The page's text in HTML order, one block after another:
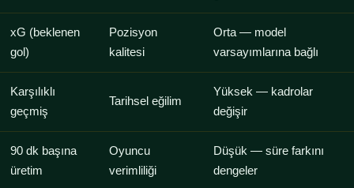
xG (beklenen
gol)
Pozisyon
kalitesi
Orta — model
varsayımlarına bağlı
Karşılıklı
geçmiş
Tarihsel eğilim
Yüksek — kadrolar
değişir
90 dk başına
üretim
Oyuncu
verimliliği
Düşük — süre farkını
dengeler